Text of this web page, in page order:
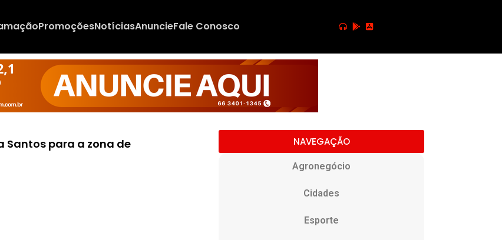
PromoçõesNotíciasAnuncieFale Conosco
Santos para a zona de NAVEGAÇÃO
Agronegócio
Cidades
Esporte